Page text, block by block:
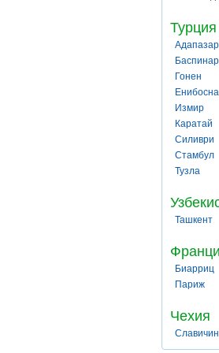
Турция
Баспинар
Гонен
Енибосна
Измир
Каратай
Силиври
Стамбул
Тузла
Ташкент
Биарриц
Париж
Чехия
Славичин